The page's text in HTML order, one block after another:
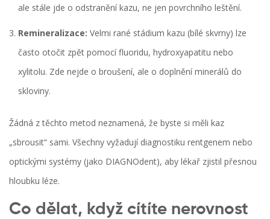
ale stále jde o odstranění kazu, ne jen povrchního leštění.
Remineralizace: Velmi rané stádium kazu (bílé skvrny) lze
často otočit zpět pomocí fluoridu, hydroxyapatitu nebo
xylitolu. Zde nejde o broušení, ale o doplnění minerálů do
skloviny.
Žádná z těchto metod neznamená, že byste si měli kaz
„sbrousit“ sami. Všechny vyžadují diagnostiku rentgenem nebo
optickými systémy (jako DIAGNOdent), aby lékař zjistil přesnou
hloubku léze.
Co dělat, když cítíte nerovnost